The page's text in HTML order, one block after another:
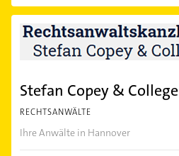
Stefan Copey &
RECHTSANWÄLTE
Ihre Anwälte in Hannover